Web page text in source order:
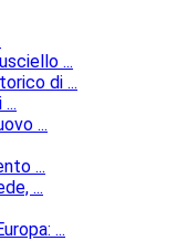
...
di ...
...
...
...
...